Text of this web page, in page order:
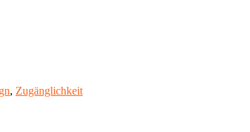
, Zugänglichkeit